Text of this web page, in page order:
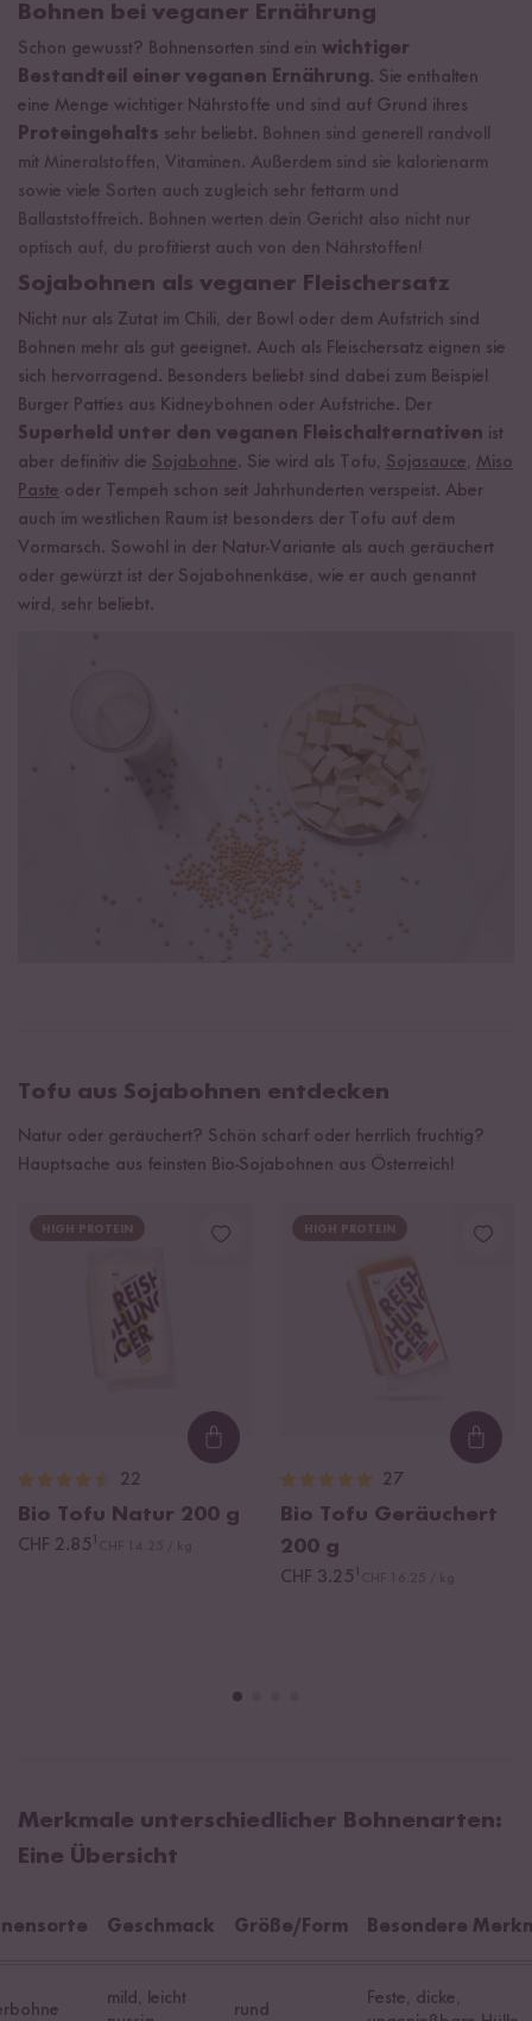
Bohnen bei veganer Ernährung
Schon gewusst? Bohnensorten sind ein wichtiger
Bestandteil einer veganen Ernährung. Sie enthalten
eine Menge wichtiger Nährstoffe und sind auf Grund ihres
Proteingehalts sehr beliebt. Bohnen sind generell randvoll
mit Mineralstoffen, Vitaminen. Außerdem sind sie kalorienarm
sowie viele Sorten auch zugleich sehr fettarm und
Ballaststoffreich. Bohnen werten dein Gericht also nicht nur
optisch auf, du profitierst auch von den Nährstoffen!
Sojabohnen als veganer Fleischersatz
Nicht nur als Zutat im Chili, der Bowl oder dem Aufstrich sind
Bohnen mehr als gut geeignet. Auch als Fleischersatz eignen sie
sich hervorragend. Besonders beliebt sind dabei zum Beispiel
Burger Patties aus Kidneybohnen oder Aufstriche. Der
Superheld unter den veganen Fleischalternativen ist
aber definitiv die Sojabohne. Sie wird als Tofu, Sojasauce, Miso
Paste oder Tempeh schon seit Jahrhunderten verspeist. Aber
auch im westlichen Raum ist besonders der Tofu auf dem
Vormarsch. Sowohl in der Natur-Variante als auch geräuchert
oder gewürzt ist der Sojabohnenkäse, wie er auch genannt
wird, sehr beliebt.
Tofu aus Sojabohnen entdecken
Natur oder geräuchert? Schön scharf oder herrlich fruchtig?
Hauptsache aus feinsten Bio-Sojabohnen aus Österreich!
HIGH PROTEIN
Loading...
22
Bio Tofu Natur 200 g
CHF 2.85¹
HIGH PROTEIN
27
Bio Tofu Geräuchert
200 g
CHF 3.25¹
Merkmale unterschiedlicher Bohnenarten:
Eine Übersicht
Geschmack Größe/Form Besondere
mild, leicht
rund
Feste, dicke,